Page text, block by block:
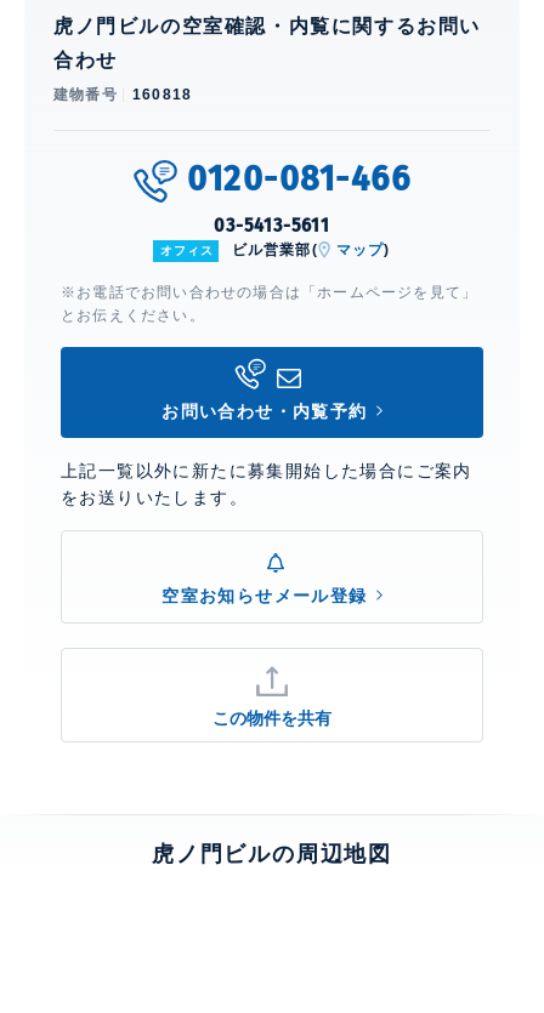
虎ノ門ビルの空室確認・内覧に関するお問い
合わせ
建物番号 160818
0120-081-466
03-5413-5611
オフィス ビル営業部( マップ)
※お電話でお問い合わせの場合は「ホームページを見て」
とお伝えください。
お問い合わせ・内覧予約
上記一覧以外に新たに募集開始した場合にご案内
をお送りいたします。
空室お知らせメール登録
この物件を共有
虎ノ門ビルの周辺地図